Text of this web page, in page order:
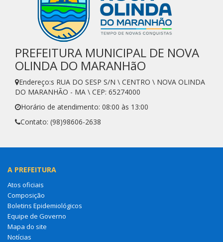
PREFEITURA MUNICIPAL DE NOVA
OLINDA DO MARANHãO
Endereço:s RUA DO SESP S/N \ CENTRO \ NOVA OLINDA
DO MARANHÃO - MA \ CEP: 65274000
Horário de atendimento: 08:00 às 13:00
Contato: (98)98606-2638
A PREFEITURA
Atos oficiais
Composição
Boletins Epidemiológicos
Equipe de Governo
Mapa do site
Notícias